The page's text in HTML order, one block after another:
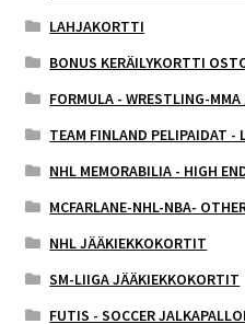
LAHJAKORTTI
BONUS KERÄILYKORTTI
FORMULA - WRESTLING-
TEAM FINLAND PELIPAIDAT -
NHL MEMORABILIA - HIGH
MCFARLANE-NHL-NBA-
NHL JÄÄKIEKKOKORTIT
SM-LIIGA JÄÄKIEKKOKORTIT
FUTIS - SOCCER